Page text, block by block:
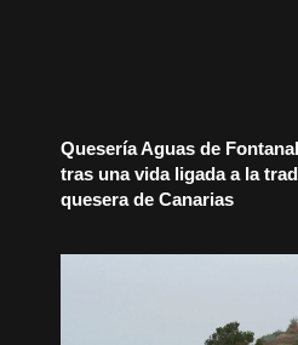
Quesería Aguas de
tras una vida ligada a la
quesera de Canarias